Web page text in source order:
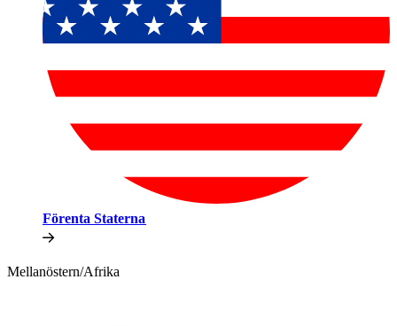
Förenta Staterna​​
Mellanöstern/Afrika​​